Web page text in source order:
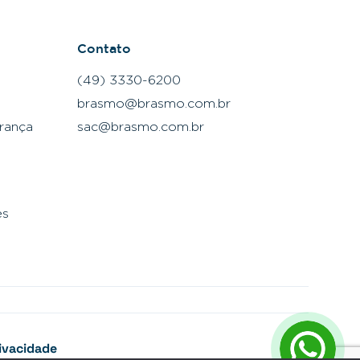
Contato
(49) 3330-6200
brasmo@brasmo.com.br
sac@brasmo.com.br